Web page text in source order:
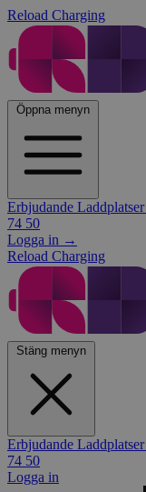
Reload Charging
Öppna menyn
Erbjudande Laddplatser
74 50
Logga in →
Reload Charging
Stäng menyn
Erbjudande Laddplatser
74 50
Logga in